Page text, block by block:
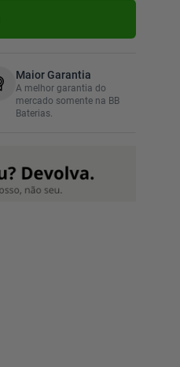
Maior Garantia
A melhor garantia do
mercado somente na BB
Baterias.